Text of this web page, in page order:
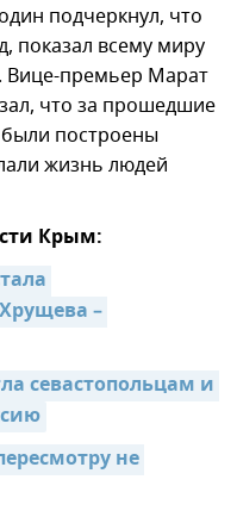
подчеркнул, что
показал всему миру
Вице-премьер Марат
что за прошедшие
построены
жизнь людей
Крым:
–
севастопольцам и
не